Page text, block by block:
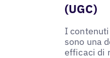
(UGC)
I
sono una
efficaci di